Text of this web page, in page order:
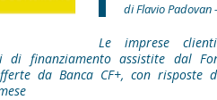
di Flavio Padovan
Le imprese
di finanziamento assistite dal
da Banca CF+, con